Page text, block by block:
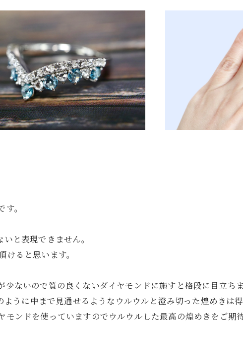
。
と表現できません。
ると思います。
ないので質の良くないダイヤモンドに施すと格段に目立ちま
うに中まで見通せるようなウルウルと澄み切った煌めきは得
ンドを使っていますのでウルウルした最高の煌めきをご期